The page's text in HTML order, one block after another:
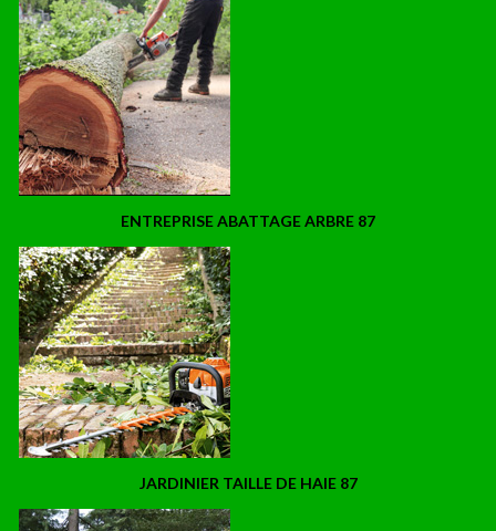
ENTREPRISE ABATTAGE ARBRE 87
JARDINIER TAILLE DE HAIE 87